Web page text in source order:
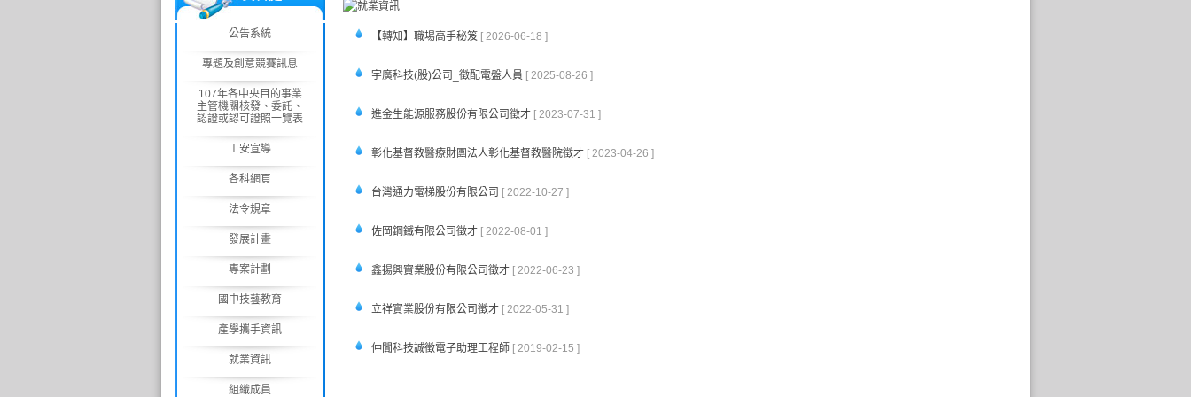
公告系統
專題及創意競賽訊息
107年各中央目的事業
主管機關核發、委託、
認證或認可證照一覽表
工安宣導
各科網頁
法令規章
發展計畫
專案計劃
國中技藝教育
產學攜手資訊
就業資訊
組織成員
【轉知】職場高手秘笈 [ 2026-06-18 ]
宇廣科技(股)公司_徵配電盤人員 [ 2025-08-26 ]
進金生能源服務股份有限公司徵才 [ 2023-07-31 ]
彰化基督教醫療財團法人彰化基督教醫院徵才 [ 2023-04-26 ]
台灣通力電梯股份有限公司 [ 2022-10-27 ]
佐岡鋼鐵有限公司徵才 [ 2022-08-01 ]
鑫揚興實業股份有限公司徵才 [ 2022-06-23 ]
立祥實業股份有限公司徵才 [ 2022-05-31 ]
仲闐科技誠徵電子助理工程師 [ 2019-02-15 ]